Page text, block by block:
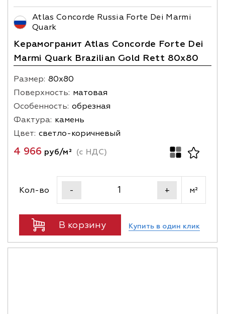
Atlas Concorde Russia Forte Dei Marmi
Quark
Керамогранит Atlas Concorde Forte Dei
Marmi Quark Brazilian Gold Rett 80x80
Размер: 80х80
Поверхность: матовая
Особенность: обрезная
Фактура: камень
Цвет: светло-коричневый
4 966 руб/м² (с НДС)
Кол-во - + м²
В корзину Купить в один клик